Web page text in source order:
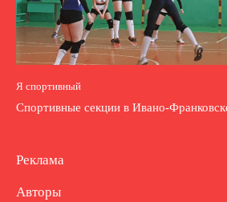
Я спортивный
Спортивные секции в Ивано-
Реклама
Авторы